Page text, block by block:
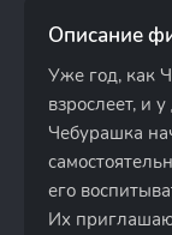
Описание
Уже год, как
взрослеет, и
Чебурашка
его
Их